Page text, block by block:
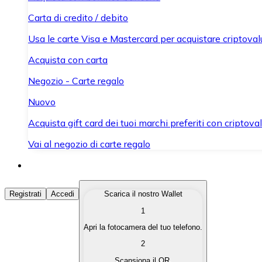
Carta di credito / debito
Usa le carte Visa e Mastercard per acquistare
Acquista con carta
Negozio - Carte regalo
Nuovo
Acquista gift card dei tuoi marchi preferiti con
Vai al negozio di carte regalo
Acquista Criptovalute
Acquista le criptovalute che ti interessano in modo
Converti le tue criptovalute in valuta fiat quando ne hai
Registrati Accedi
Scarica il nostro Wallet
1
Apri la fotocamera del tuo telefono.
2